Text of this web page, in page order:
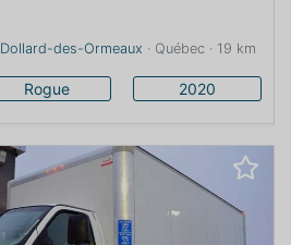
Dollard-des-Ormeaux · Québec · 19 km
Rogue 2020